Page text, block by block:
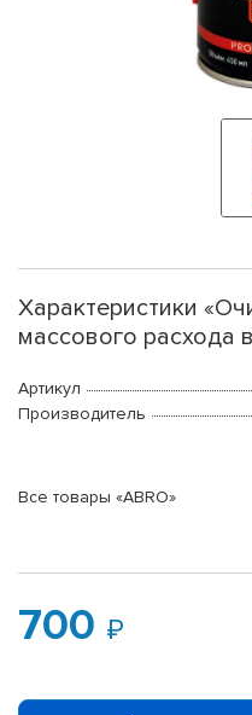
Характеристики
массового расхода
Артикул
Производитель
Все товары «ABRO»
700